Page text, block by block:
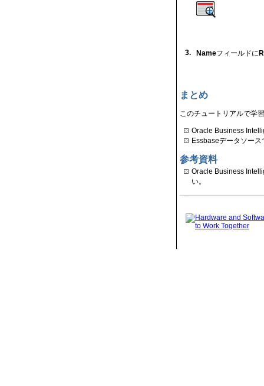
3. Nameフィールドに
まとめ
このチュートリアルで学
Oracle Business
Essbaseデータソー
参考資料
Oracle Business
い。